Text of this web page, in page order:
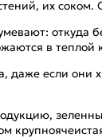
их
в теплой
если